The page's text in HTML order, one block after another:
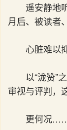
遥安静地
月后、被读者
心脏难以
以“泷赞”
审视与评判，
更何况